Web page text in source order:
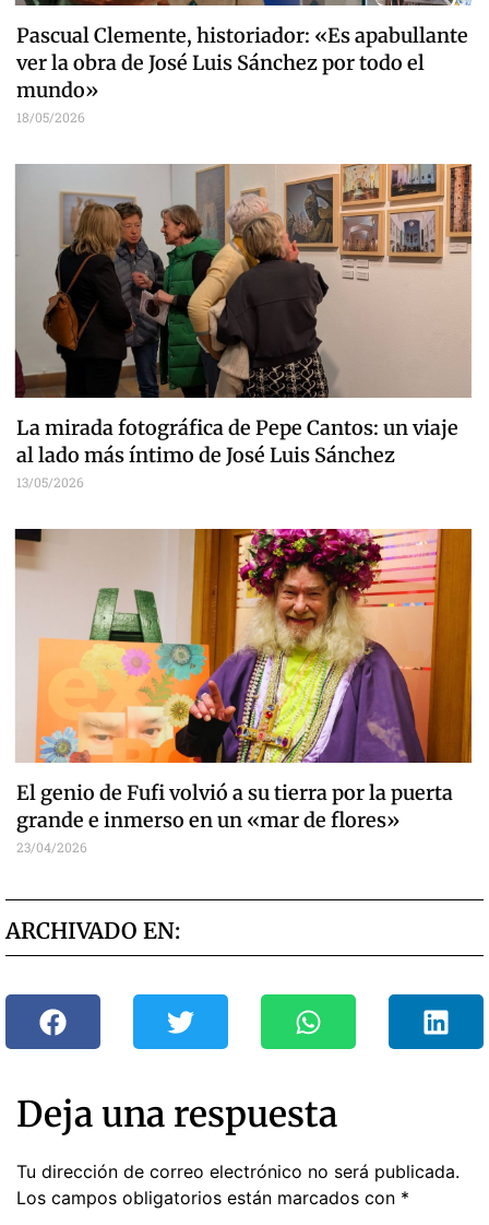
Pascual Clemente, historiador: «Es apabullante
ver la obra de José Luis Sánchez por todo el
mundo»
18/05/2026
La mirada fotográfica de Pepe Cantos: un viaje
al lado más íntimo de José Luis Sánchez
13/05/2026
El genio de Fufi volvió a su tierra por la puerta
grande e inmerso en un «mar de flores»
23/04/2026
ARCHIVADO EN:
Deja una respuesta
Tu dirección de correo electrónico no será publicada.
Los campos obligatorios están marcados con *